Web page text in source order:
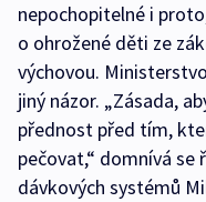
nepochopitelné i
o ohrožené děti ze
výchovou.
jiný názor. „Zásada,
přednost před tím,
pečovat,“ domnívá
dávkových systémů